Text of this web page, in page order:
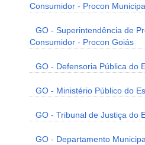
Consumidor - Procon
GO - Superintendência de
Consumidor - Procon Goiás
GO - Defensoria Pública do
GO - Ministério Público do
GO - Tribunal de Justiça do
GO - Departamento